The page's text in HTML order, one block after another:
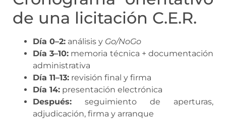
de una licitación C.E.R.
Día 0–2: análisis y Go/NoGo
Día 3–10: memoria técnica + documentación
administrativa
Día 11–13: revisión final y firma
Día 14: presentación electrónica
Después: seguimiento de aperturas,
adjudicación, firma y arranque